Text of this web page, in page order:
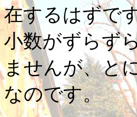
在するはずで
小数がずらず
ませんが、と
なのです。